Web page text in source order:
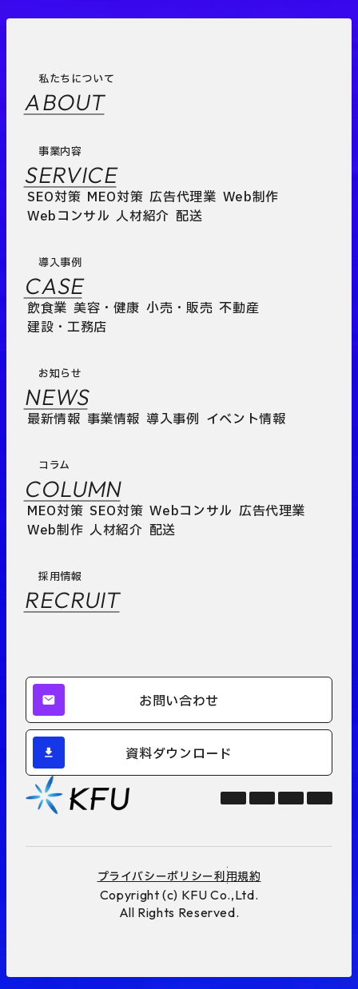
私たちについて
ABOUT
事業内容
SERVICE
SEO対策 MEO対策 広告代理業 Web制作
Webコンサル 人材紹介 配送
導入事例
CASE
飲食業 美容・健康 小売・販売 不動産
建設・工務店
お知らせ
NEWS
最新情報 事業情報 導入事例 イベント情報
コラム
COLUMN
MEO対策 SEO対策 Webコンサル 広告代理業
Web制作 人材紹介 配送
採用情報
RECRUIT
お問い合わせ
資料ダウンロード
Copyright (c) KFU Co.,Ltd.
All Rights Reserved.
プライバシーポリシー利用規約